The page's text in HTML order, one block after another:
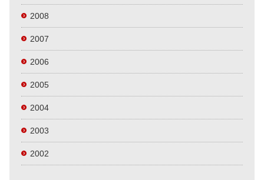
2008
2007
2006
2005
2004
2003
2002